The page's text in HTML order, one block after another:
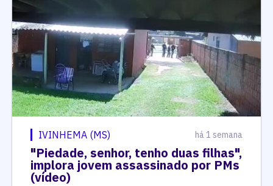
IVINHEMA (MS) há 1 semana
"Piedade, senhor, tenho duas filhas",
implora jovem assassinado por PMs
(vídeo)